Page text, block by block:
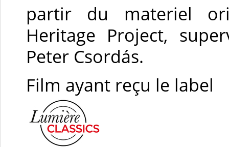
partir du materiel
Heritage Project,
Peter Csordás.
Film ayant reçu le label